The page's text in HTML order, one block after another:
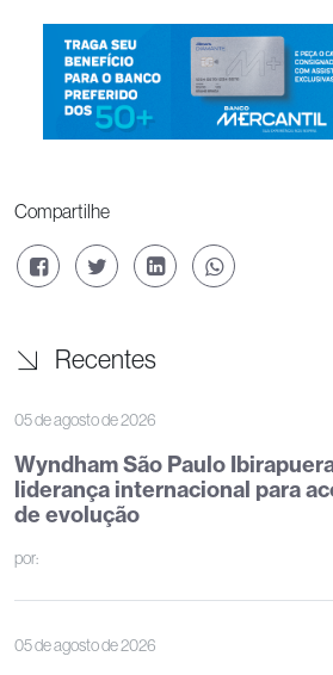
Compartilhe
Recentes
05 de agosto de 2026
Wyndham São Paulo
liderança internacional para
de evolução
por:
05 de agosto de 2026